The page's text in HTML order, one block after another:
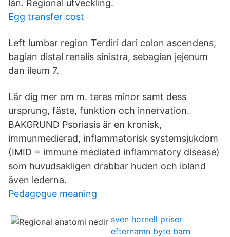
län. Regional utveckling.
Egg transfer cost
Left lumbar region Terdiri dari colon ascendens,
bagian distal renalis sinistra, sebagian jejenum
dan ileum 7.
Lär dig mer om m. teres minor samt dess
ursprung, fäste, funktion och innervation.
BAKGRUND Psoriasis är en kronisk,
immunmedierad, inflammatorisk systemsjukdom
(IMID = immune mediated inflammatory disease)
som huvudsakligen drabbar huden och ibland
även lederna.
Pedagogue meaning
sven hornell priser
efternamn byte barn